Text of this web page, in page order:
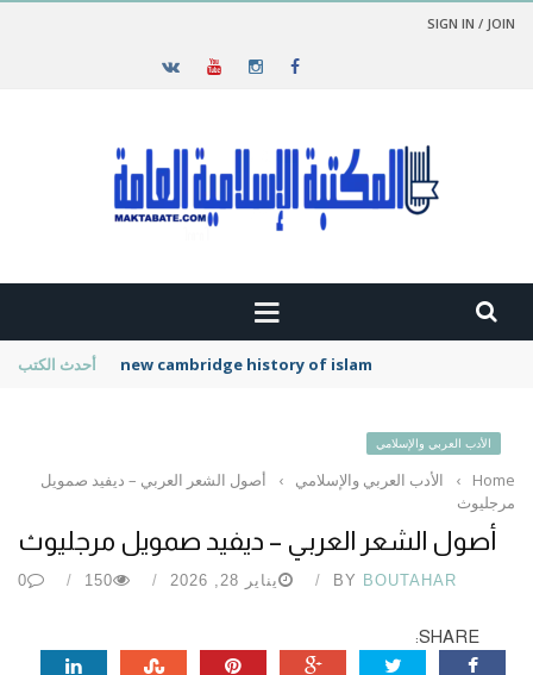
SIGN IN / JOIN
أحدث الكتب new cambridge history of islam
الأدب العربي والإسلامي
Home
› الأدب العربي والإسلامي ›
أصول الشعر العربي – ديفيد صمويل
مرجليوث
أصول الشعر العربي – ديفيد صمويل مرجليوث
BY BOUTAHAR يناير 28, 2026 150
0
SHARE: